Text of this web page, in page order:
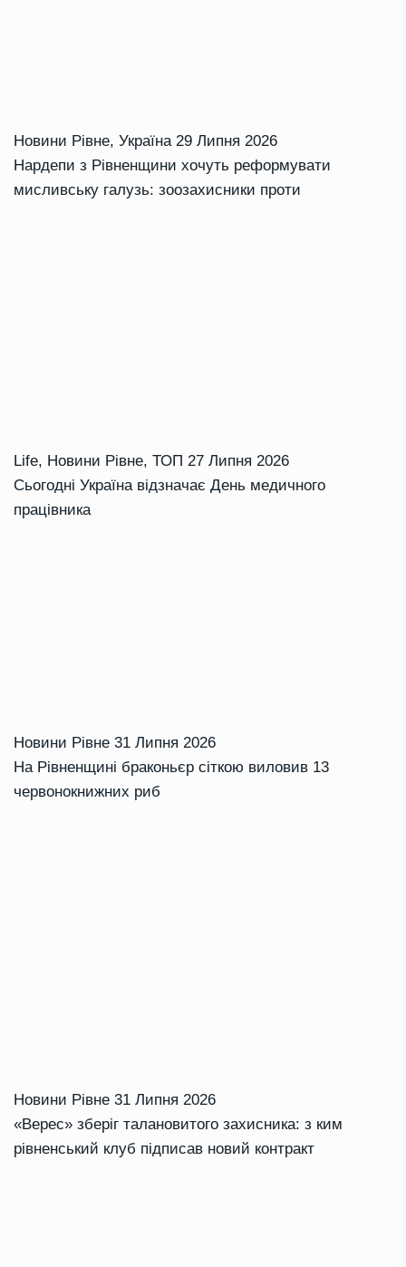
Новини Рівне, Україна 29 Липня 2026
Нардепи з Рівненщини хочуть реформувати
мисливську галузь: зоозахисники проти
Life, Новини Рівне, ТОП 27 Липня 2026
Сьогодні Україна відзначає День медичного
працівника
Новини Рівне 31 Липня 2026
На Рівненщині браконьєр сіткою виловив 13
червонокнижних риб
Новини Рівне 31 Липня 2026
«Верес» зберіг талановитого захисника: з ким
рівненський клуб підписав новий контракт